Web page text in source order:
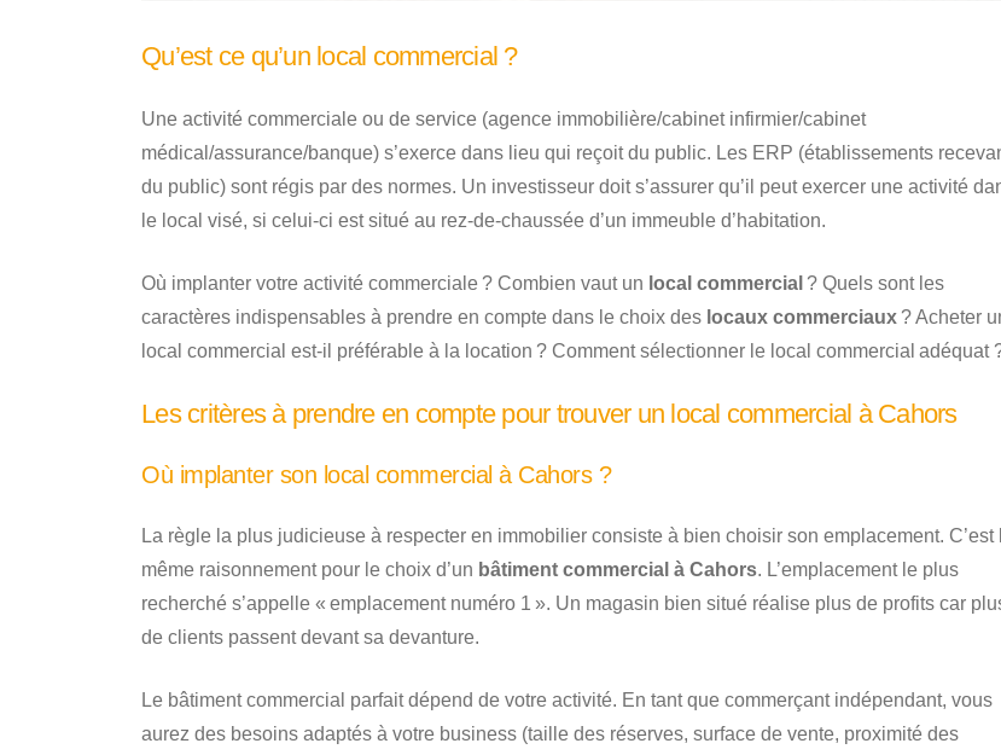
Qu’est ce qu’un local commercial ?
Une activité commerciale ou de service (agence immobilière/cabinet infirmier/cabinet
médical/assurance/banque) s’exerce dans lieu qui reçoit du public. Les ERP (établissements
du public) sont régis par des normes. Un investisseur doit s’assurer qu’il peut exercer une activité
le local visé, si celui-ci est situé au rez-de-chaussée d’un immeuble d’habitation.
Où implanter votre activité commerciale ? Combien vaut un local commercial ? Quels sont les
caractères indispensables à prendre en compte dans le choix des locaux commerciaux ? Acheter
local commercial est-il préférable à la location ? Comment sélectionner le local commercial adéquat
Les critères à prendre en compte pour trouver un local commercial à Cahors
Où implanter son local commercial à Cahors ?
La règle la plus judicieuse à respecter en immobilier consiste à bien choisir son emplacement. C’est
même raisonnement pour le choix d’un bâtiment commercial à Cahors. L’emplacement le plus
recherché s’appelle « emplacement numéro 1 ». Un magasin bien situé réalise plus de profits car
de clients passent devant sa devanture.
Le bâtiment commercial parfait dépend de votre activité. En tant que commerçant indépendant, vous
aurez des besoins adaptés à votre business (taille des réserves, surface de vente, proximité des